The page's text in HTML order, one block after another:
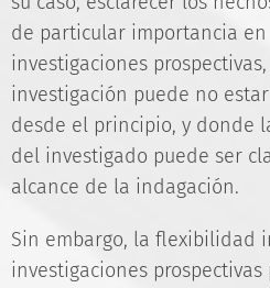
de particular importancia
investigaciones
investigación puede no
desde el principio, y donde
del investigado puede ser
alcance de la indagación.
Sin embargo, la flexibilidad
investigaciones